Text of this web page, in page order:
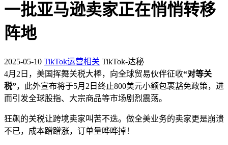
一批亚马逊卖家正在悄悄转移
阵地
2025-05-10 TikTok运营相关 TikTok-达秘
4月2日，美国挥舞关税大棒，向全球贸易伙伴征收“对等关
税”，此外宣布将于5月2日终止800美元小额包裹豁免政策，进
而引发全球股指、大宗商品等市场剧烈震荡。
狂飙的关税让跨境卖家叫苦不迭。做全美业务的卖家更是崩溃
不已，成本蹭蹭涨，订单量哗哗掉！